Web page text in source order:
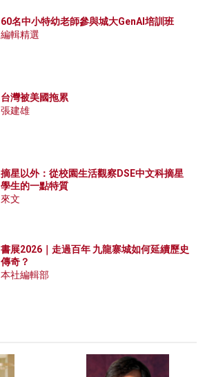
60名中小特幼老師參與城大GenAI培訓班
編輯精選
台灣被美國拖累
張建雄
摘星以外：從校園生活觀察DSE中文科摘星
學生的一點特質
來文
書展2026｜走過百年 九龍寨城如何延續歷史
傳奇？
本社編輯部